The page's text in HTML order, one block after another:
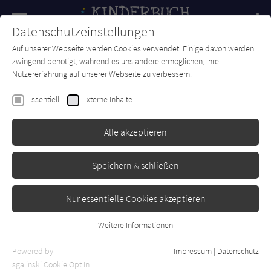
SUCHE Forum Charts Newsletter
Marian de Smet
Kleiner Bruder zu verkaufen!
Erschienen: Februar 2008 0
Datenschutzeinstellungen
Auf unserer Webseite werden Cookies verwendet. Einige davon werden
zwingend benötigt, während es uns andere ermöglichen, Ihre
Nutzererfahrung auf unserer Webseite zu verbessern.
Essentiell Externe Inhalte
Alle akzeptieren
Speichern & schließen
Nur essentielle Cookies akzeptieren
Essentielle Cookies werden für grundlegende Funktionen der
Webseite benötigt. Dadurch ist gewährleistet, dass die Webseite
Weitere Informationen
Powered by
sgalinski Cookie Opt In
Impressum | Datenschutz